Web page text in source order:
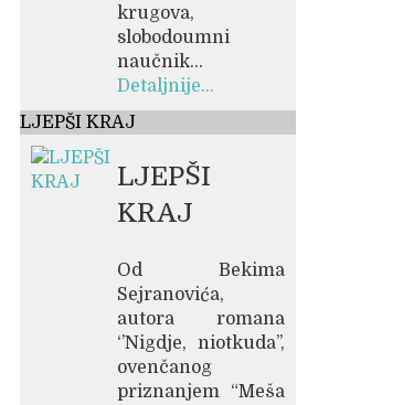
krugova,
slobodoumni
naučnik...
Detaljnije...
LJEPŠI KRAJ
LJEPŠI
KRAJ
Od Bekima
Sejranovića,
autora romana
‘’Nigdje, niotkuda’’,
ovenčanog
priznanjem “Meša